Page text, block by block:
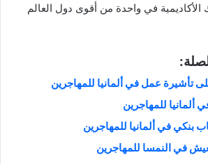
في واحدة من أقوى دول العالم
تأشيرة عمل في ألمانيا للمهاجرين
للمهاجرين
في ألمانيا للمهاجرين
في النمسا للمهاجرين